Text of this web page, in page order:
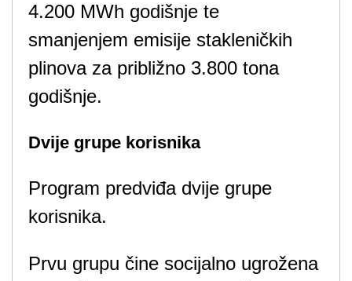
4.200 MWh godišnje te
smanjenjem emisije stakleničkih
plinova za približno 3.800 tona
godišnje.
Dvije grupe korisnika
Program predviđa dvije grupe
korisnika.
Prvu grupu čine socijalno ugrožena